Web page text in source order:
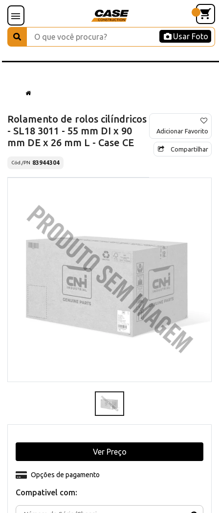
Usar Foto
Rolamento de rolos cilíndricos
- SL18 3011 - 55 mm DI x 90
mm DE x 26 mm L - Case CE
Cód./PN 83944304
Adicionar Favorito
Compartilhar
Compativel com:
Opções de pagamento
Ver Preço